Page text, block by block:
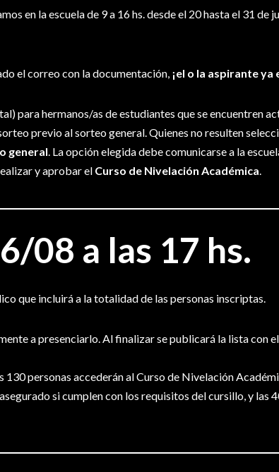
en la escuela de 9 a 16 hs. desde el 20 hasta el 31
el correo con la documentación,¡el o la aspirante
para hermanos/as de estudiantes que se encuentren
previo al sorteo general. Quienes no resulten
general. La opción elegida debe comunicarse a la
y aprobar el Curso de Nivelación Académica.
08 a las 17 hs.
que incluirá a la totalidad de las personas inscriptas.
a presenciarlo. Al finalizar se publicará la lista con
personas accederán al Curso de Nivelación
si cumplen con los requisitos del cursillo, y las